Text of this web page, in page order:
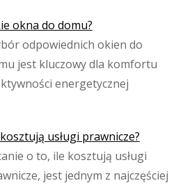
okna do domu?
odpowiednich okien do
jest kluczowy dla komfortu
energetycznej
usługi prawnicze?
o to, ile kosztują usługi
jest jednym z najczęściej